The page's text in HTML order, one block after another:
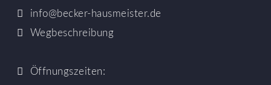
info@becker-hausmeister.de
Wegbeschreibung
Öffnungszeiten: